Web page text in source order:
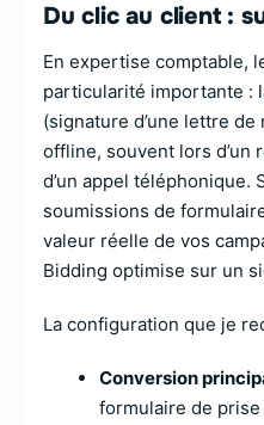
Du clic au client :
En expertise comptable,
particularité importante :
(signature d’une lettre
offline, souvent lors d’un
d’un appel téléphonique.
soumissions de
valeur réelle de vos
Bidding optimise sur un
La configuration que je
Conversion
formulaire de